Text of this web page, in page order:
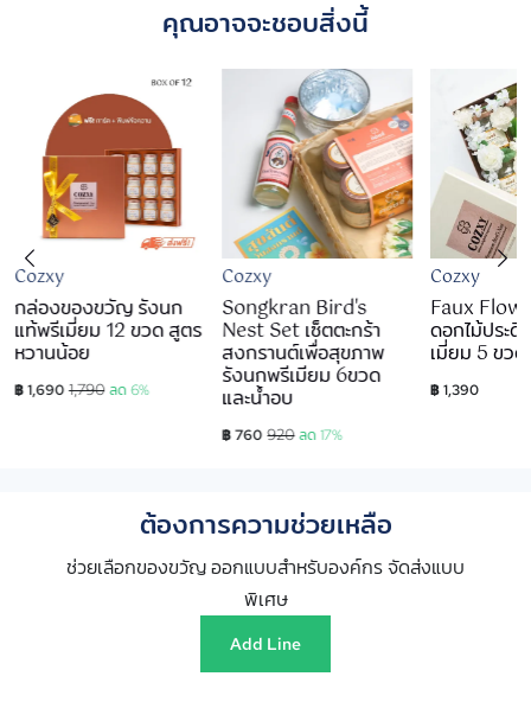
คุณอาจจะชอบสิ่งนี้
Cozxy
กล่องของขวัญ รังนก
แท้พรีเมี่ยม 12 ขวด สูตร
หวานน้อย
฿ 1,690 1,790 ลด 6%
Cozxy
Songkran Bird's
Nest Set เซ็ตตะกร้า
สงกรานต์เพื่อสุขภาพ
รังนกพรีเมียม 6ขวด
และน้ำอบ
฿ 760 920 ลด 17%
Cozxy
Faux
ดอกไม้ประ
เมี่ยม 5 ขวด
฿ 1,390
ต้องการความช่วยเหลือ
ช่วยเลือกของขวัญ ออกแบบสำหรับองค์กร จัดส่งแบบ
พิเศษ
Add Line